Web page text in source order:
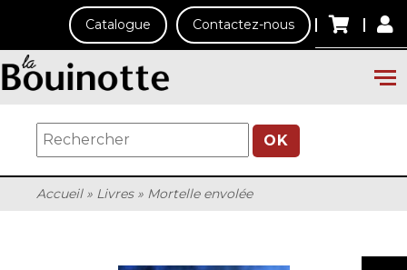
Catalogue Contactez-nous
OK
Accueil» Livres» Mortelle envolée